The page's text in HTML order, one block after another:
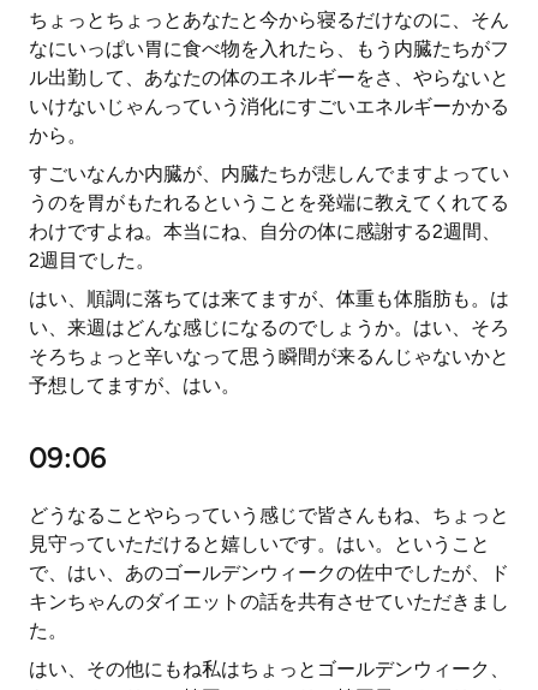
ちょっとちょっとあなたと今から寝るだけなのに、そん
なにいっぱい胃に食べ物を入れたら、もう内臓たちがフ
ル出勤して、あなたの体のエネルギーをさ、やらないと
いけないじゃんっていう消化にすごいエネルギーかかる
から。
すごいなんか内臓が、内臓たちが悲しんでますよってい
うのを胃がもたれるということを発端に教えてくれてる
わけですよね。本当にね、自分の体に感謝する2週間、
2週目でした。
はい、順調に落ちては来てますが、体重も体脂肪も。は
い、来週はどんな感じになるのでしょうか。はい、そろ
そろちょっと辛いなって思う瞬間が来るんじゃないかと
予想してますが、はい。
09:06
どうなることやらっていう感じで皆さんもね、ちょっと
見守っていただけると嬉しいです。はい。ということ
で、はい、あのゴールデンウィークの佐中でしたが、ド
キンちゃんのダイエットの話を共有させていただきまし
た。
はい、その他にもね私はちょっとゴールデンウィーク、